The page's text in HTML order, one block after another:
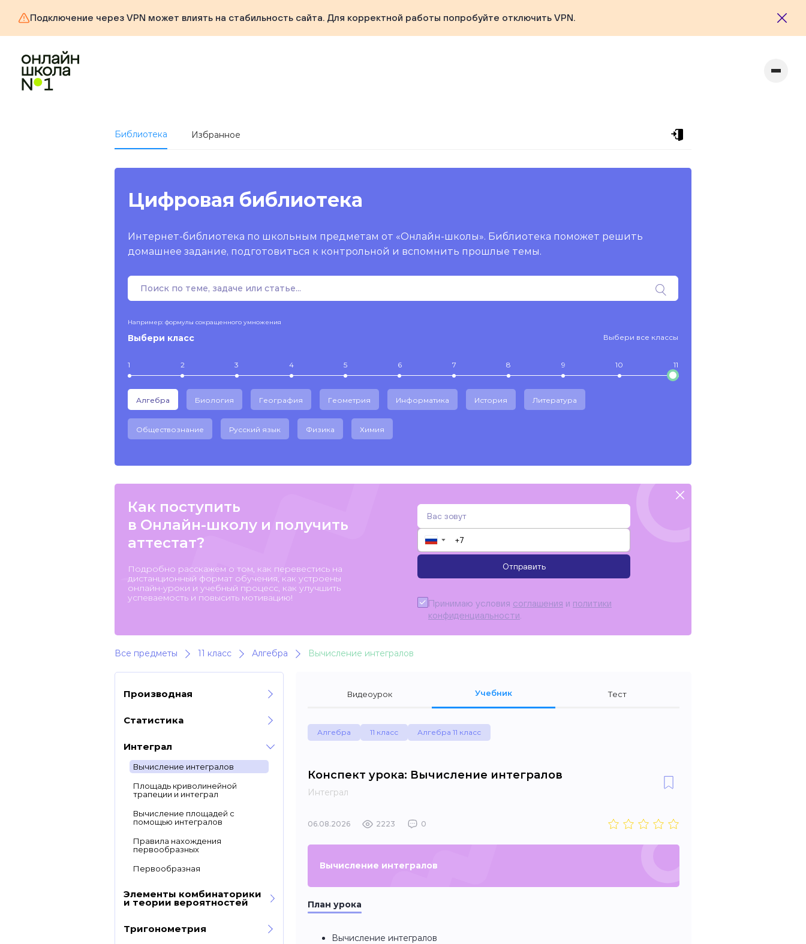
Подключение через VPN может влиять на стабильность сайта. Для корректной работы попробуйте отключить VPN.
Библиотека Избранное
Цифровая библиотека
Интернет-библиотека по школьным предметам от «Онлайн-школы». Библиотека поможет решить
домашнее задание, подготовиться к контрольной и вспомнить прошлые темы.
Например: формулы сокращенного умножения
Выбери класс Выбери все классы
1 2 3 4 5 6 7 8 9 10 11
Алгебра Биология География Геометрия Информатика История Литература
Обществознание Русский язык Физика Химия
Как поступить
в Онлайн-школу и получить
аттестат?
Подробно расскажем о том, как перевестись на
дистанционный формат обучения, как устроены
онлайн-уроки и учебный процесс, как улучшить
успеваемость и повысить мотивацию!
▼
Отправить
Принимаю условия соглашения и политики
конфиденциальности
Все предметы 11 класс Алгебра Вычисление интегралов
Производная
Статистика
Интеграл
Вычисление интегралов
Площадь криволинейной
трапеции и интеграл
Вычисление площадей с
помощью интегралов
Правила нахождения
первообразных
Первообразная
Элементы комбинаторики
и теории вероятностей
Тригонометрия
Видеоурок Учебник Тест
Алгебра 11 класс Алгебра 11 класс
Конспект урока: Вычисление интегралов
Интеграл
06.08.2026 2223 0
Вычисление интегралов
План урока
Вычисление интегралов